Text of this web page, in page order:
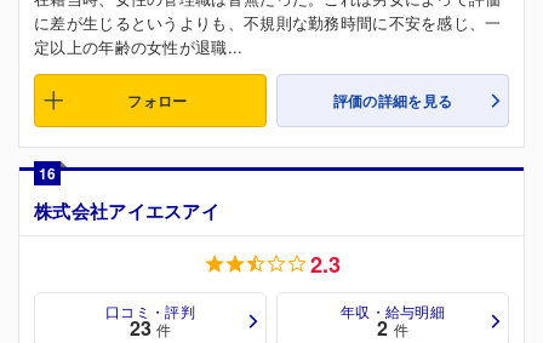
に差が生じるというよりも、不規則な勤務時間に不安を感じ、一
定以上の年齢の女性が退職...
フォロー 評価の詳細を見る
16
株式会社アイエスアイ
2.3
口コミ・評判
23 件
年収・給与明細
2 件